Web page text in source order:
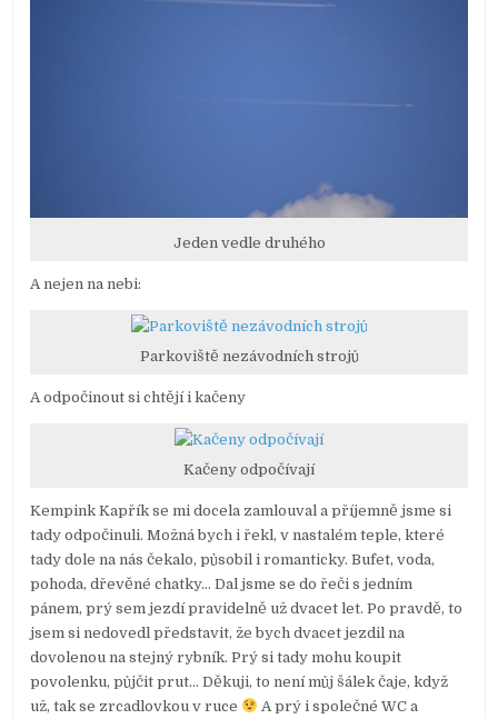
Jeden vedle druhého
A nejen na nebi:
Parkoviště nezávodních strojů
A odpočinout si chtějí i kačeny
Kačeny odpočívají
Kempink Kapřík se mi docela zamlouval a příjemně jsme si
tady odpočinuli. Možná bych i řekl, v nastalém teple, které
tady dole na nás čekalo, působil i romanticky. Bufet, voda,
pohoda, dřevěné chatky… Dal jsme se do řeči s jedním
pánem, prý sem jezdí pravidelně už dvacet let. Po pravdě, to
jsem si nedovedl představit, že bych dvacet jezdil na
dovolenou na stejný rybník. Prý si tady mohu koupit
povolenku, půjčit prut… Děkuji, to není můj šálek čaje, když
už, tak se zrcadlovkou v ruce
A prý i společné WC a